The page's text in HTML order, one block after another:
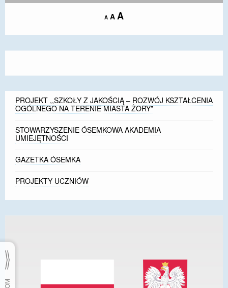
A Decrease
size.
A Reset
size.
AIncrease
size.
PROJEKT ,,SZKOŁY Z JAKOŚCIĄ – ROZWÓJ KSZTAŁCENIA
OGÓLNEGO NA TERENIE MIASTA ŻORY”
STOWARZYSZENIE ÓSEMKOWA AKADEMIA
UMIEJĘTNOŚCI
GAZETKA ÓSEMKA
PROJEKTY UCZNIÓW